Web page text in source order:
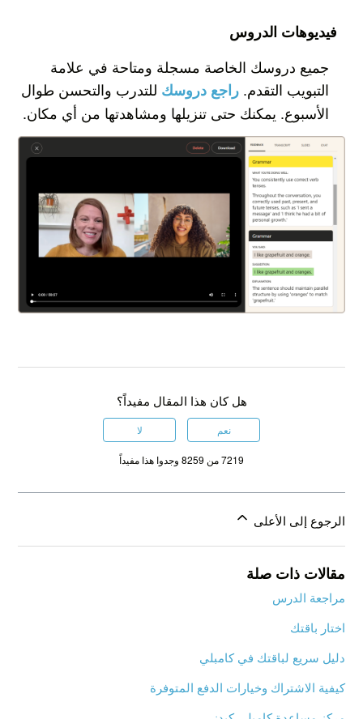
فيديوهات الدروس
جميع دروسك الخاصة مسجلة ومتاحة في علامة
التبويب التقدم.راجع دروسك للتدرب والتحسن طوال
الأسبوع. يمكنك حتى تنزيلها ومشاهدتها من أي مكان.
هل كان هذا المقال مفيداً؟
نعم لا
7219 من 8259 وجدوا هذا مفيداً
الرجوع إلى الأعلى
مقالات ذات صلة
مراجعة الدرس
اختار باقتك
دليل سريع لباقتك في كامبلي
كيفية الاشتراك وخيارات الدفع المتوفرة